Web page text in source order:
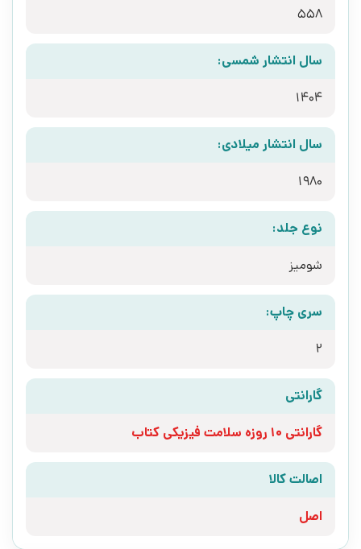
558
سال انتشار شمسی:
1404
سال انتشار میلادی:
1980
نوع جلد:
شومیز
سری چاپ:
2
گارانتی
گارانتی 10 روزه سلامت فیزیکی کتاب
اصالت کالا
اصل